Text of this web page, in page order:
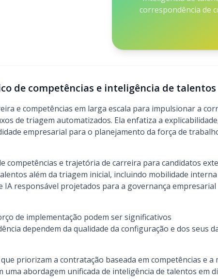
correspondência de
de competências e inteligência de talentos
e competências em larga escala para impulsionar a
de triagem automatizados. Ela enfatiza a
empresarial para o planejamento da força de
competências e trajetória de carreira para candidatos
além da triagem inicial, incluindo mobilidade
IA responsável projetados para a governança empresarial
de implementação podem ser significativos
dependem da qualidade da configuração e dos seus
priorizam a contratação baseada em competências e
uma abordagem unificada de inteligência de talentos em